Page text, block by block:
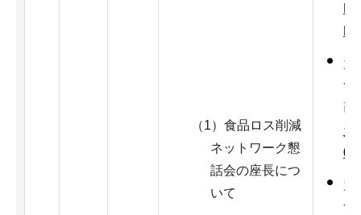
（1）食品ロス削減
ネットワーク懇
話会の座長につ
いて
資
食
画
資
資
食